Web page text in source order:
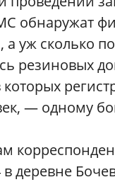
обнаружат
а уж сколько
резиновых
которых
— одному
деревне